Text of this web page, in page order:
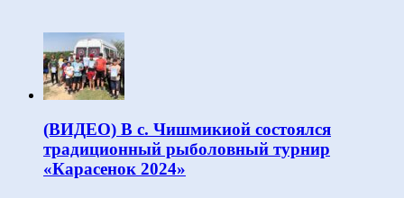
(ВИДЕО) В с. Чишмикиой состоялся
традиционный рыболовный турнир
«Карасенок 2024»